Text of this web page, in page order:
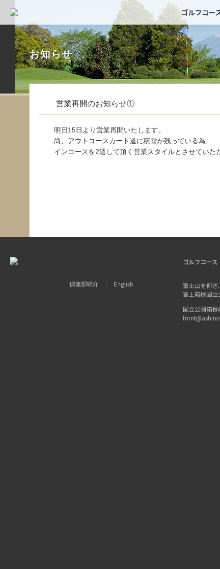
ゴルフコー
お知らせ
営業再開のお知らせ①
明日15日より営業再開いたします。
尚、アウトコースカート道に積雪が残っている為、
インコースを2週して頂く営業スタイルとさせていた
倶楽部紹介 English
ゴルフコース
富士山を仰
富士箱根国
国立公園箱